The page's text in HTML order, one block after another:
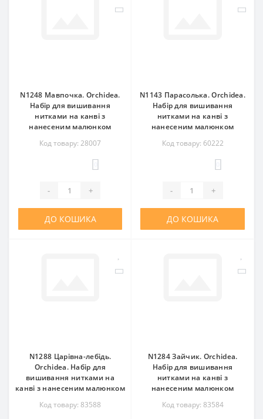
N1248 Мавпочка. Orchidea.
Набір для вишивання
нитками на канві з
нанесеним малюнком
Код товару: 28007
- +
ДО КОШИКА
N1143 Парасолька. Orchidea.
Набір для вишивання
нитками на канві з
нанесеним малюнком
Код товару: 60222
- +
ДО КОШИКА
N1288 Царівна-лебідь.
Orchidea. Набір для
вишивання нитками на
канві з нанесеним малюнком
Код товару: 83588
N1284 Зайчик. Orchidea.
Набір для вишивання
нитками на канві з
нанесеним малюнком
Код товару: 83584